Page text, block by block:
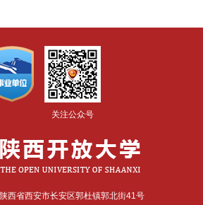
关注公众号
西省西安市长安区郭杜镇郭北街41号